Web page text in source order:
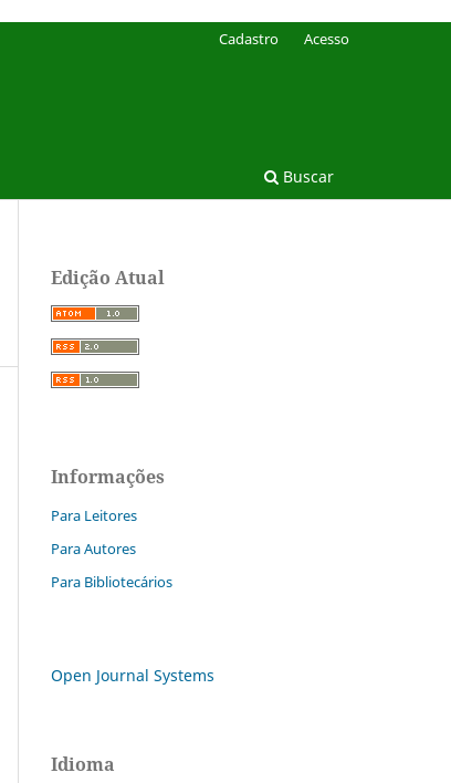
Buscar
Cadastro Acesso
Edição Atual
Informações
Para Leitores
Para Autores
Para Bibliotecários
Open Journal Systems
Idioma